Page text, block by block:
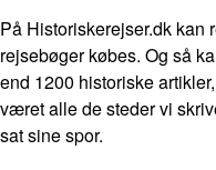
På Historiskerejser.dk kan
rejsebøger købes. Og så
end 1200 historiske
været alle de steder vi
sat sine spor.